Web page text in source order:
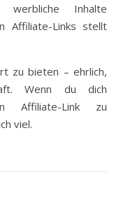
Inhalte
Affiliate-Links stellt
zu bieten – ehrlich,
Wenn du dich
Affiliate-Link zu
viel.